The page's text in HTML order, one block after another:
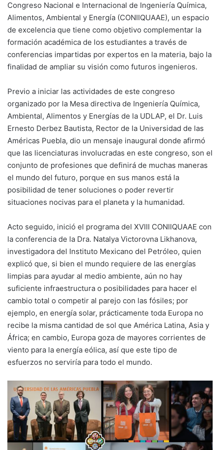
Congreso Nacional e Internacional de Ingeniería Química,
Alimentos, Ambiental y Energía (CONIIQUAAE), un espacio
de excelencia que tiene como objetivo complementar la
formación académica de los estudiantes a través de
conferencias impartidas por expertos en la materia, bajo la
finalidad de ampliar su visión como futuros ingenieros.
Previo a iniciar las actividades de este congreso
organizado por la Mesa directiva de Ingeniería Química,
Ambiental, Alimentos y Energías de la UDLAP, el Dr. Luis
Ernesto Derbez Bautista, Rector de la Universidad de las
Américas Puebla, dio un mensaje inaugural donde afirmó
que las licenciaturas involucradas en este congreso, son el
conjunto de profesiones que definirá de muchas maneras
el mundo del futuro, porque en sus manos está la
posibilidad de tener soluciones o poder revertir
situaciones nocivas para el planeta y la humanidad.
Acto seguido, inició el programa del XVIII CONIIQUAAE con
la conferencia de la Dra. Natalya Victorovna Likhanova,
investigadora del Instituto Mexicano del Petróleo, quien
explicó que, si bien el mundo requiere de las energías
limpias para ayudar al medio ambiente, aún no hay
suficiente infraestructura o posibilidades para hacer el
cambio total o competir al parejo con las fósiles; por
ejemplo, en energía solar, prácticamente toda Europa no
recibe la misma cantidad de sol que América Latina, Asia y
África; en cambio, Europa goza de mayores corrientes de
viento para la energía eólica, así que este tipo de
esfuerzos no serviría para todo el mundo.